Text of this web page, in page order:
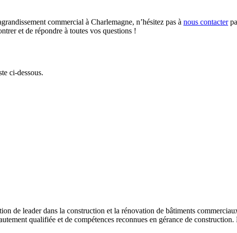
commercial à Charlemagne, n’hésitez pas à nous contacter
et de répondre à toutes vos questions !
ci-dessous.
de leader dans la construction et la rénovation de bâtiments
qualifiée et de compétences reconnues en gérance de